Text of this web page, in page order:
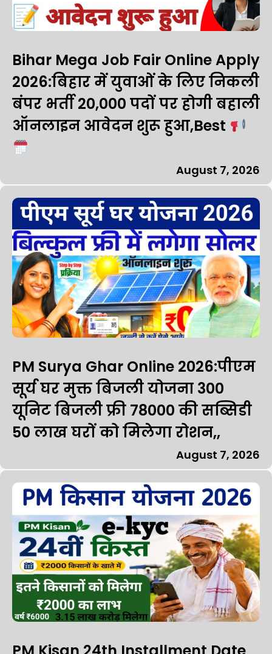
Bihar Mega Job Fair Online Apply
2026:बिहार में युवाओं के लिए निकली
बंपर भर्ती 20,000 पदों पर होगी बहाली
ऑनलाइन आवेदन शुरू हुआ,Best
August 7, 2026
PM Surya Ghar Online 2026:पीएम
सूर्य घर मुक्त बिजली योजना 300
यूनिट बिजली फ्री 78000 की सब्सिडी
50 लाख घरों को मिलेगा रोशन,,
August 7, 2026